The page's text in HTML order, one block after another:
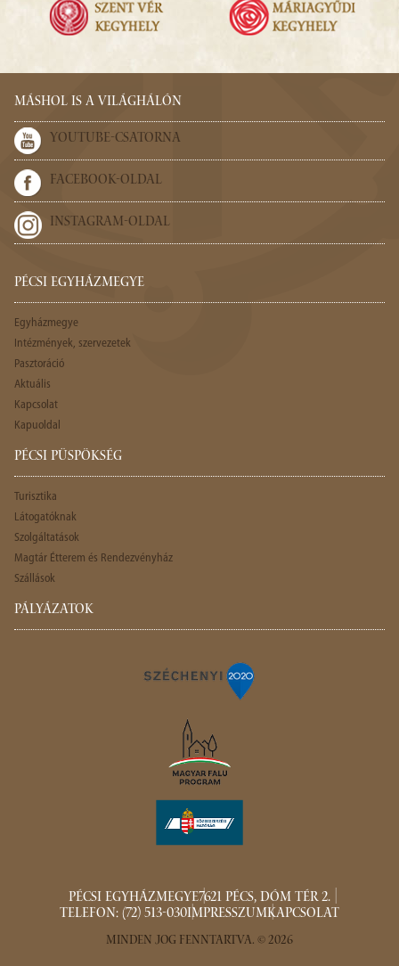
MÁSHOL IS A VILÁGHÁLÓN
YOUTUBE-CSATORNA
FACEBOOK-OLDAL
INSTAGRAM-OLDAL
PÉCSI EGYHÁZMEGYE
Egyházmegye
Intézmények, szervezetek
Pasztoráció
Aktuális
Kapcsolat
Kapuoldal
PÉCSI PÜSPÖKSÉG
Turisztika
Látogatóknak
Szolgáltatások
Magtár Étterem és Rendezvényház
Szállások
PÁLYÁZATOK
PÉCSI EGYHÁZMEGYE7621 PÉCS, DÓM TÉR 2.
TELEFON: (72) 513-030IMPRESSZUMKAPCSOLAT
MINDEN JOG FENNTARTVA. © 2026